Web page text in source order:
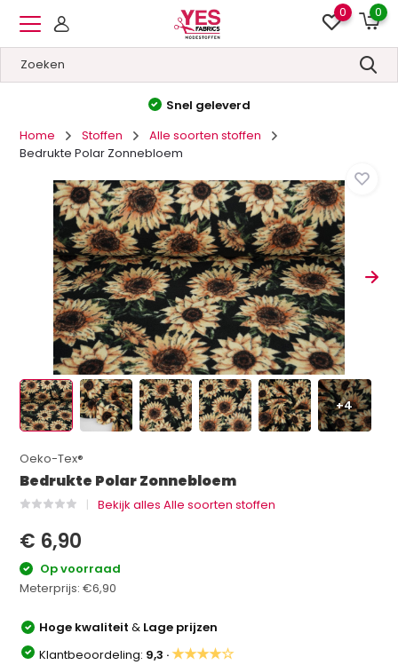
0 0
Hoge kwaliteit
Home
Stoffen
Alle soorten stoffen
Bedrukte Polar Zonnebloem
+4
Oeko-Tex®
Bedrukte Polar Zonnebloem
Bekijk alles Alle soorten stoffen
€ 6,90
Op voorraad
Meterprijs:€6,90
Hoge kwaliteit& Lage prijzen
Klantbeoordeling: 9,3 ·★★★★☆